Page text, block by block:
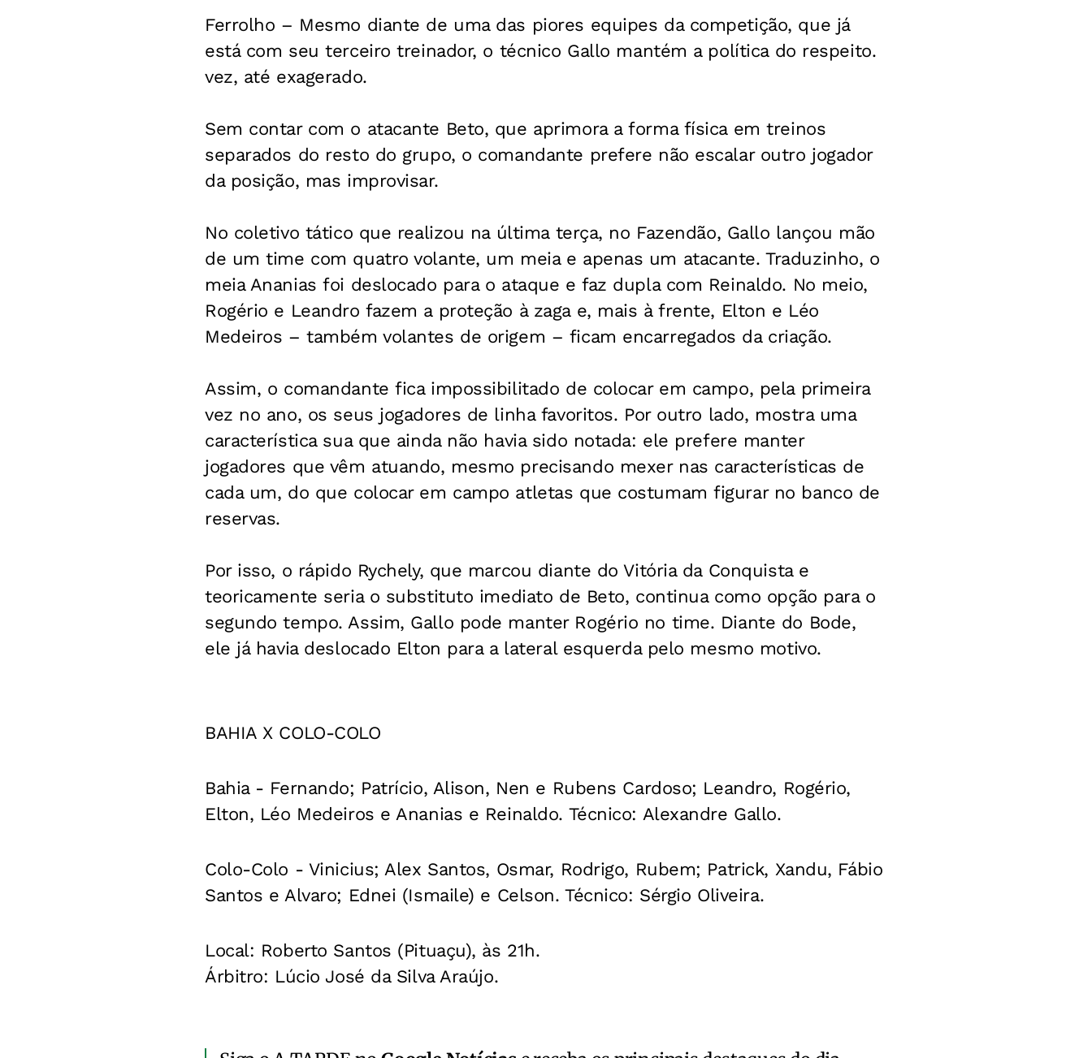
Ferrolho – Mesmo diante de uma das piores equipes da competição, que já
está com seu terceiro treinador, o técnico Gallo mantém a política do respeito.
vez, até exagerado.
Sem contar com o atacante Beto, que aprimora a forma física em treinos
separados do resto do grupo, o comandante prefere não escalar outro jogador
da posição, mas improvisar.
No coletivo tático que realizou na última terça, no Fazendão, Gallo lançou mão
de um time com quatro volante, um meia e apenas um atacante. Traduzinho, o
meia Ananias foi deslocado para o ataque e faz dupla com Reinaldo. No meio,
Rogério e Leandro fazem a proteção à zaga e, mais à frente, Elton e Léo
Medeiros – também volantes de origem – ficam encarregados da criação.
Assim, o comandante fica impossibilitado de colocar em campo, pela primeira
vez no ano, os seus jogadores de linha favoritos. Por outro lado, mostra uma
característica sua que ainda não havia sido notada: ele prefere manter
jogadores que vêm atuando, mesmo precisando mexer nas características de
cada um, do que colocar em campo atletas que costumam figurar no banco de
reservas.
Por isso, o rápido Rychely, que marcou diante do Vitória da Conquista e
teoricamente seria o substituto imediato de Beto, continua como opção para o
segundo tempo. Assim, Gallo pode manter Rogério no time. Diante do Bode,
ele já havia deslocado Elton para a lateral esquerda pelo mesmo motivo.
BAHIA X COLO-COLO
Bahia - Fernando; Patrício, Alison, Nen e Rubens Cardoso; Leandro, Rogério,
Elton, Léo Medeiros e Ananias e Reinaldo. Técnico: Alexandre Gallo.
Colo-Colo - Vinicius; Alex Santos, Osmar, Rodrigo, Rubem; Patrick, Xandu, Fábio
Santos e Alvaro; Ednei (Ismaile) e Celson. Técnico: Sérgio Oliveira.
Local: Roberto Santos (Pituaçu), às 21h.
Árbitro: Lúcio José da Silva Araújo.